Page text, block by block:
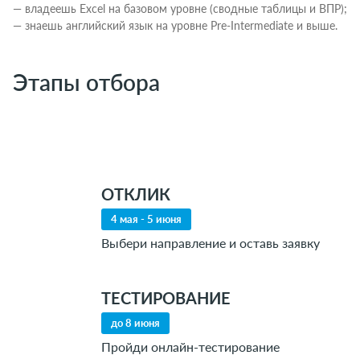
— владеешь Excel на базовом уровне (сводные таблицы и ВПР);
— знаешь английский язык на уровне Pre-Intermediate и выше.
Этапы отбора
ОТКЛИК
4 мая - 5 июня
Выбери направление и оставь заявку​
ТЕСТИРОВАНИЕ
до 8 июня
Пройди онлайн-тестирование